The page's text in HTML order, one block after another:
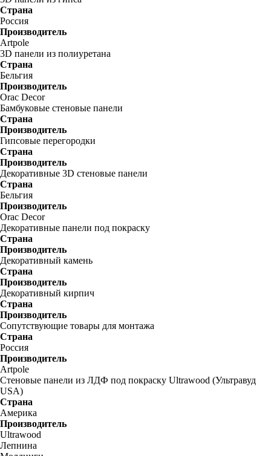
Страна
Россия
Производитель
Artpole
3D панели из полиуретана
Страна
Бельгия
Производитель
Orac Decor
Бамбуковые стеновые панели
Страна
Производитель
Гипсовые перегородки
Страна
Производитель
Декоративные 3D стеновые панели
Страна
Бельгия
Производитель
Orac Decor
Декоративные панели под покраску
Страна
Производитель
Декоративный камень
Страна
Производитель
Декоративный кирпич
Страна
Производитель
Сопутствующие товары для монтажа
Страна
Россия
Производитель
Artpole
Стеновые панели из ЛДФ под покраску Ultrawood (Ультравуд
USA)
Страна
Америка
Производитель
Ultrawood
Лепнина